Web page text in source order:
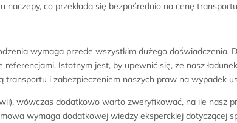
naczepy, co przekłada się bezpośrednio na cenę
wymaga przede wszystkim dużego doświadczenia.
Istotnym jest, by upewnić się, że nasz
i zabezpieczeniem naszych praw na wypadek
wówczas dodatkowo warto zweryfikować, na ile nasz
wymaga dodatkowej wiedzy eksperckiej dotyczącej